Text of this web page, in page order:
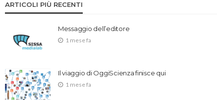
ARTICOLI PIÙ RECENTI
Messaggio dell’editore
1 mese fa
Il viaggio di OggiScienza finisce qui
1 mese fa